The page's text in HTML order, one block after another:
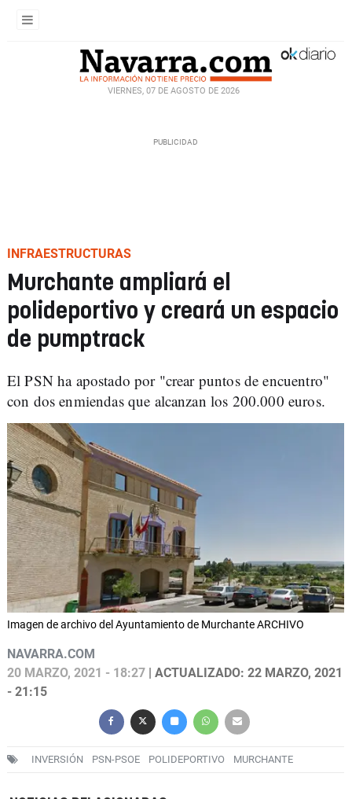
VIERNES, 07 DE AGOSTO DE 2026
INFRAESTRUCTURAS
Murchante ampliará el
polideportivo y creará un espacio
de pumptrack
El PSN ha apostado por "crear puntos de encuentro"
con dos enmiendas que alcanzan los 200.000 euros.
Imagen de archivo del Ayuntamiento de Murchante ARCHIVO
NAVARRA.COM
20 MARZO, 2021 - 18:27 | ACTUALIZADO: 22 MARZO, 2021
- 21:15
INVERSIÓN PSN-PSOE POLIDEPORTIVO MURCHANTE